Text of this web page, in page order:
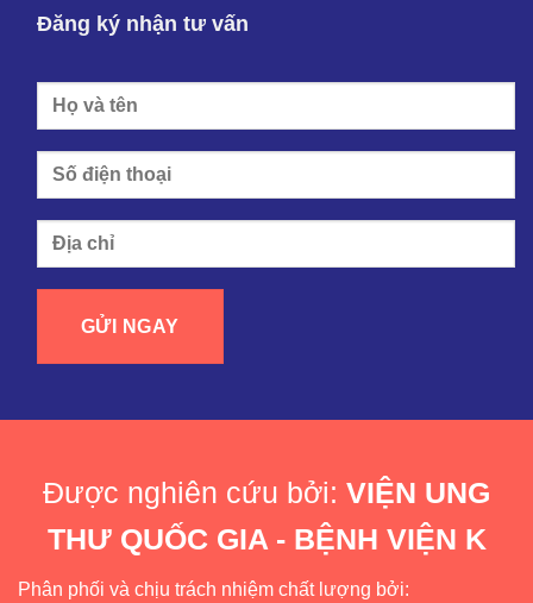
Đăng ký nhận tư vấn
Được nghiên cứu bởi: VIỆN UNG
THƯ QUỐC GIA - BỆNH VIỆN K
Phân phối và chịu trách nhiệm chất lượng bởi: